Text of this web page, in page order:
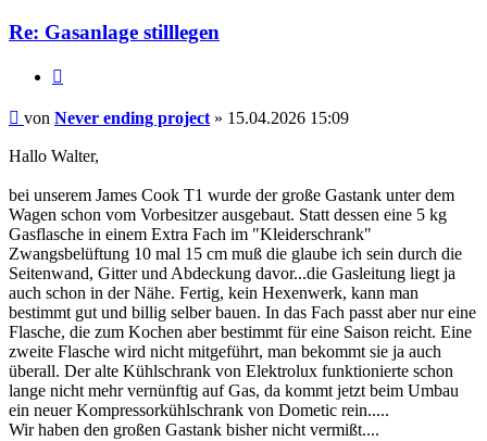
Re: Gasanlage stilllegen
Beitrag
von Never ending project » 15.04.2026 15:09
Hallo Walter,
bei unserem James Cook T1 wurde der große Gastank unter dem
Wagen schon vom Vorbesitzer ausgebaut. Statt dessen eine 5 kg
Gasflasche in einem Extra Fach im "Kleiderschrank"
Zwangsbelüftung 10 mal 15 cm muß die glaube ich sein durch die
Seitenwand, Gitter und Abdeckung davor...die Gasleitung liegt ja
auch schon in der Nähe. Fertig, kein Hexenwerk, kann man
bestimmt gut und billig selber bauen. In das Fach passt aber nur eine
Flasche, die zum Kochen aber bestimmt für eine Saison reicht. Eine
zweite Flasche wird nicht mitgeführt, man bekommt sie ja auch
überall. Der alte Kühlschrank von Elektrolux funktionierte schon
lange nicht mehr vernünftig auf Gas, da kommt jetzt beim Umbau
ein neuer Kompressorkühlschrank von Dometic rein.....
Wir haben den großen Gastank bisher nicht vermißt....